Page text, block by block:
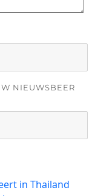
NIEUWSBEER
in Thailand